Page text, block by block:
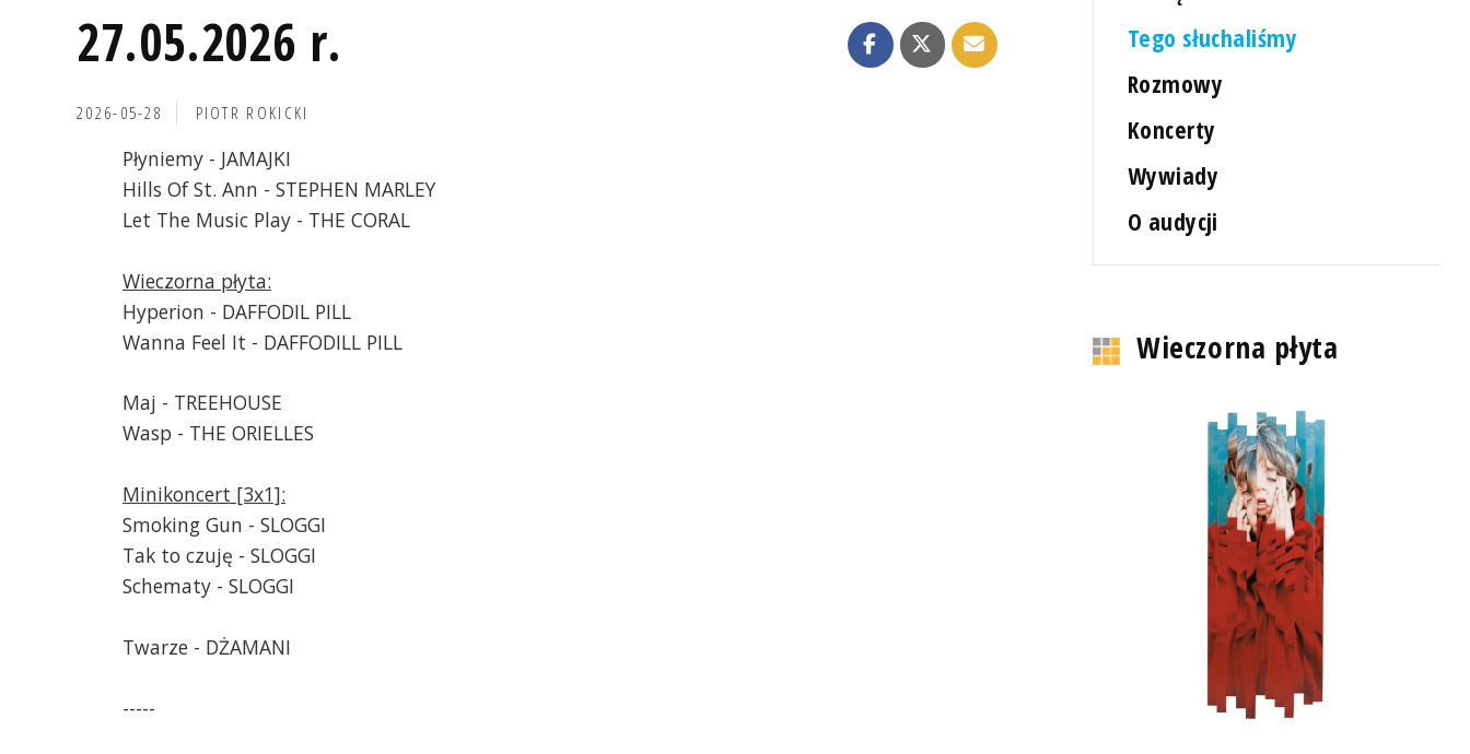
27.05.2026 r.
2026-05-28 PIOTR ROKICKI
Płyniemy - JAMAJKI
Hills Of St. Ann - STEPHEN MARLEY
Let The Music Play - THE CORAL
Wieczorna płyta:
Hyperion - DAFFODIL PILL
Wanna Feel It - DAFFODILL PILL
Maj - TREEHOUSE
Wasp - THE ORIELLES
Minikoncert [3x1]:
Smoking Gun - SLOGGI
Tak to czuję - SLOGGI
Schematy - SLOGGI
Twarze - DŻAMANI
-----
Tego słuchaliśmy
Rozmowy
Koncerty
Wywiady
O audycji
Wieczorna płyta